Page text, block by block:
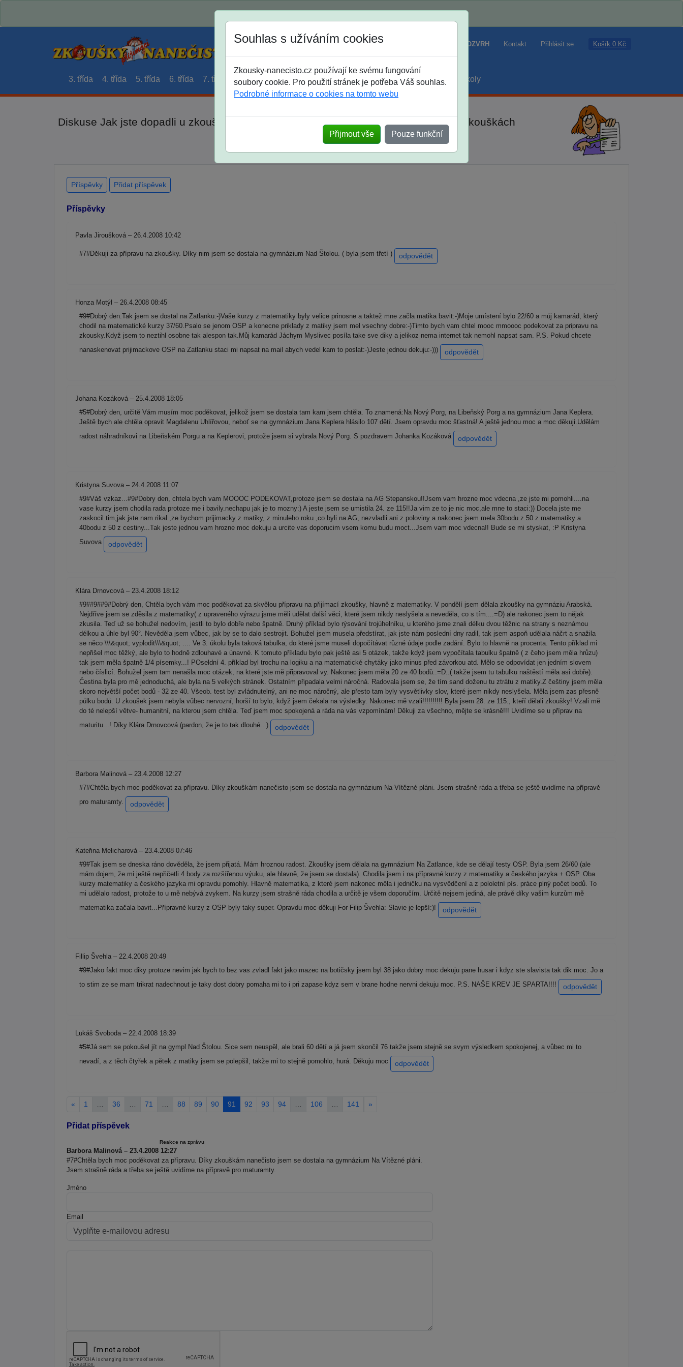
Jak si vybrat ROZVRH Kontakt Přihlásit se Košík 0 Kč
3. třída 4. třída 5. třída 6. třída 7. třída 8. třída 9. třída střední maturanti soutěže prázdniny školy
Diskuse Jak jste dopadli u zkoušek na SŠ? Vaše ohlasy po skutečných přijímacích zkouškách
Souhlas s užíváním cookies
Zkousky-nanecisto.cz používají ke svému fungování
soubory cookie. Pro použití stránek je potřeba Váš souhlas.
Podrobné informace o cookies na tomto webu
Přijmout vše Pouze funkční
Příspěvky Přidat příspěvek
Příspěvky
Pavla Jiroušková – 26.4.2008 10:42
#7#Děkuji za přípravu na zkoušky. Díky nim jsem se dostala na gymnázium Nad Štolou. ( byla jsem třetí ) odpovědět
Honza Motýl – 26.4.2008 08:45
#9#Dobrý den.Tak jsem se dostal na Zatlanku:-)Vaše kurzy z matematiky byly velice prinosne a taktež mne začla matika bavit:-)Moje umístení bylo 22/60 a můj kamarád, který
chodil na matematické kurzy 37/60.Psalo se jenom OSP a konecne priklady z matiky jsem mel vsechny dobre:-)Timto bych vam chtel mooc mmoooc podekovat za pripravu na
zkousky.Když jsem to neztihl osobne tak alespon tak.Můj kamarád Jáchym Myslivec posíla take sve diky a jelikoz nema internet tak nemohl napsat sam. P.S. Pokud chcete
nanaskenovat prijimackove OSP na Zatlanku staci mi napsat na mail abych vedel kam to poslat:-)Jeste jednou dekuju:-)))
odpovědět
Johana Kozáková – 25.4.2008 18:05
#5#Dobrý den, určitě Vám musím moc poděkovat, jelikož jsem se dostala tam kam jsem chtěla. To znamená:Na Nový Porg, na Libeňský Porg a na gymnázium Jana Keplera.
Ještě bych ale chtěla opravit Magdalenu Uhlířovou, neboť se na gymnázium Jana Keplera hlásilo 107 dětí. Jsem opravdu moc šťastná! A ještě jednou moc a moc děkuji.Udělám
radost náhradníkovi na Libeňském Porgu a na Keplerovi, protože jsem si vybrala Nový Porg. S pozdravem Johanka Kozáková
odpovědět
Kristyna Suvova – 24.4.2008 11:07
#9#Váš vzkaz...#9#Dobry den, chtela bych vam MOOOC PODEKOVAT,protoze jsem se dostala na AG Stepanskou!!Jsem vam hrozne moc vdecna ,ze jste mi pomohli....na
vase kurzy jsem chodila rada protoze me i bavily.nechapu jak je to mozny:) A jeste jsem se umistila 24. ze 115!!Ja vim ze to je nic moc,ale mne to staci:)) Docela jste me
zaskocil tim,jak jste nam rikal ,ze bychom prijimacky z matiky, z minuleho roku ,co byli na AG, nezvladli ani z poloviny a nakonec jsem mela 30bodu z 50 z matematiky a
40bodu z 50 z cestiny...Tak jeste jednou vam hrozne moc dekuju a urcite vas doporucim vsem komu budu moct...Jsem vam moc vdecna!! Bude se mi styskat, :P Kristyna
Suvova
odpovědět
Klára Drnovcová – 23.4.2008 18:12
#9##9##9#Dobrý den, Chtěla bych vám moc poděkovat za skvělou přípravu na přijímací zkoušky, hlavně z matematiky. V pondělí jsem dělala zkoušky na gymnáziu Arabská.
Nejdříve jsem se zděsila z matematiky( z upraveného výrazu jsme měli udělat další věci, které jsem nikdy neslyšela a neveděla, co s tím....=D) ale nakonec jsem to nějak
zkusila. Teď už se bohužel nedovím, jestli to bylo dobře nebo špatně. Druhý příklad bylo rýsování trojúhelníku, u kterého jsme znali délku dvou těžnic na strany s neznámou
délkou a úhle byl 90°. Nevěděla jsem vůbec, jak by se to dalo sestrojit. Bohužel jsem musela předstírat, jak jste nám poslední dny radil, tak jsem aspoň udělala náčrt a snažila
se něco \\\&quot; vyplodit\\\&quot; .... Ve 3. úkolu byla taková tabulka, do které jsme museli dopočítávat různé údaje podle zadání. Bylo to hlavně na procenta. Tento příklad mi
nepřišel moc těžký, ale bylo to hodně zdlouhavé a únavné. K tomuto příkladu bylo pak ještě asi 5 otázek, takže když jsem vypočítala tabulku špatně ( z čeho jsem měla hrůzu)
tak jsem měla špatně 1/4 písemky...! POseldní 4. příklad byl trochu na logiku a na matematické chytáky jako minus před závorkou atd. Mělo se odpovídat jen jedním slovem
nebo číslicí. Bohužel jsem tam nenašla moc otázek, na které jste mě připravoval vy. Nakonec jsem měla 20 ze 40 bodů..=D..( takže jsem tu tabulku naštěstí měla asi dobře).
Čestina byla pro mě jednoduchá, ale byla na 5 velkých stránek. Ostatním připadala velmi náročná. Radovala jsem se, že tím sand doženu tu ztrátu z matiky.Z češtiny jsem měla
skoro největší počet bodů - 32 ze 40. Všeob. test byl zvládnutelný, ani ne moc náročný, ale přesto tam byly vysvětlivky slov, které jsem nikdy neslyšela. Měla jsem zas přesně
půlku bodů. U zkoušek jsem nebyla vůbec nervozní, horší to bylo, když jsem čekala na výsledky. Nakonec mě vzali!!!!!!!!!! Byla jsem 28. ze 115., kteří dělali zkoušky! Vzali mě
do té nelepší větve- humanitní, na kterou jsem chtěla. Teď jsem moc spokojená a ráda na vás vzpomínám! Děkuji za všechno, mějte se krásně!!! Uvidíme se u příprav na
maturitu...! Díky Klára Drnovcová (pardon, že je to tak dlouhé...)
odpovědět
Barbora Malinová – 23.4.2008 12:27
#7#Chtěla bych moc poděkovat za přípravu. Díky zkouškám nanečisto jsem se dostala na gymnázium Na Vítězné pláni. Jsem strašně ráda a třeba se ještě uvidíme na přípravě
pro maturamty.
odpovědět
Kateřina Melicharová – 23.4.2008 07:46
#9#Tak jsem se dneska ráno dověděla, že jsem přijatá. Mám hroznou radost. Zkoušky jsem dělala na gymnázium Na Zatlance, kde se dělají testy OSP. Byla jsem 26/60 (ale
mám dojem, že mi ještě nepřičetli 4 body za rozšířenou výuku, ale hlavně, že jsem se dostala). Chodila jsem i na přípravné kurzy z matematiky a českého jazyka + OSP. Oba
kurzy matematiky a českého jazyka mi opravdu pomohly. Hlavně matematika, z které jsem nakonec měla i jedničku na vysvědčení a z pololetní pís. práce plný počet bodů. To
mi udělalo radost, protože to u mě nebývá zvykem. Na kurzy jsem strašně ráda chodila a určitě je všem doporučím. Určitě nejsem jediná, ale právě díky vašim kurzům mě
matematika začala bavit...Přípravné kurzy z OSP byly taky super. Opravdu moc děkuji For Filip Švehla: Slavie je lepší:)!
odpovědět
Fillip Švehla – 22.4.2008 20:49
#9#Jako fakt moc diky protoze nevim jak bych to bez vas zvladl fakt jako mazec na botičsky jsem byl 38 jako dobry moc dekuju pane husar i kdyz ste slavista tak dik moc. Jo a
to stim ze se mam trikrat nadechnout je taky dost dobry pomaha mi to i pri zapase kdyz sem v brane hodne nervni dekuju moc. P.S. NAŠE KREV JE SPARTA!!!!
odpovědět
Lukáš Svoboda – 22.4.2008 18:39
#5#Já sem se pokoušel jít na gympl Nad Štolou. Sice sem neuspěl, ale brali 60 dětí a já jsem skončil 76 takže jsem stejně se svym výsledkem spokojenej, a vůbec mi to
nevadí, a z těch čtyřek a pětek z matiky jsem se polepšil, takže mi to stejně pomohlo, hurá. Děkuju moc
odpovědět
« 1 36 71 88 89 90 91 92 93 94 106 141 »
Přidat příspěvek
Reakce na zprávu
Barbora Malinová – 23.4.2008 12:27
#7#Chtěla bych moc poděkovat za přípravu. Díky zkouškám nanečisto jsem se dostala na gymnázium Na Vítězné pláni.
Jsem strašně ráda a třeba se ještě uvidíme na přípravě pro maturamty.
Jméno
Email